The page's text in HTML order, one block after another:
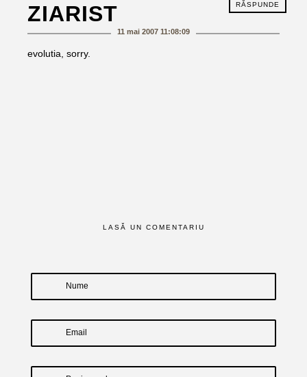
RĂSPUNDE
ZIARIST
11 mai 2007 11:08:09
evolutia, sorry.
LASĂ UN COMENTARIU
Nume
Email